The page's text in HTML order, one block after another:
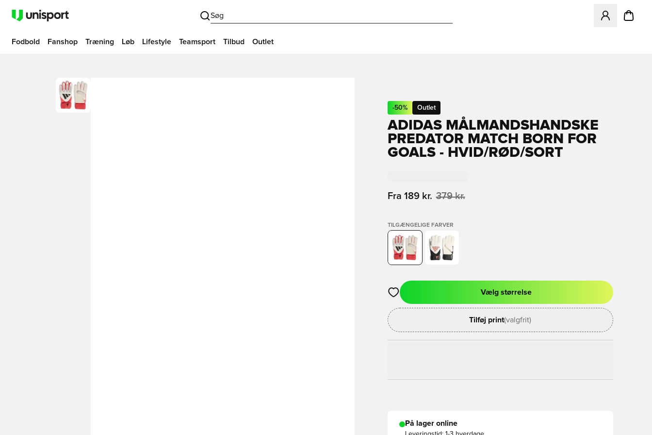
Søg
Åbner en
Fodbold Fanshop Træning Løb Lifestyle Teamsport Tilbud Outlet
-50% Outlet
ADIDAS MÅLMANDSHANDSKE
PREDATOR MATCH BORN FOR
GOALS - HVID/RØD/SORT
Fra 189 kr. 379 kr.
TILGÆNGELIGE FARVER
Åbner en Modal til at logge ind eller tilmelde dig som medlem
Vælg størrelse
Tilføj print(valgfrit)
På lager online